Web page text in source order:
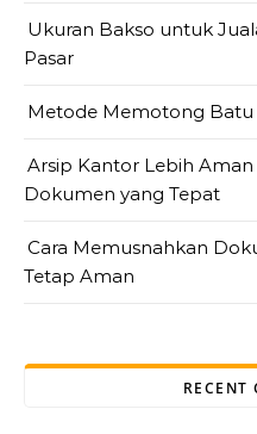
Ukuran Bakso untuk
Pasar
Metode Memotong Batu
Arsip Kantor Lebih
Dokumen yang Tepat
Cara Memusnahkan
Tetap Aman
RECENT